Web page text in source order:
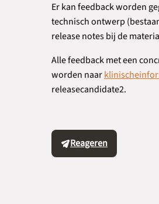
Er kan feedback worden
technisch ontwerp
release notes bij de
Alle feedback met een
worden naar
releasecandidate2.
Reageren